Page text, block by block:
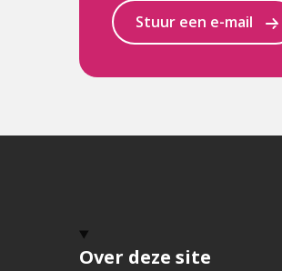
Stuur een e-mail
Over deze site